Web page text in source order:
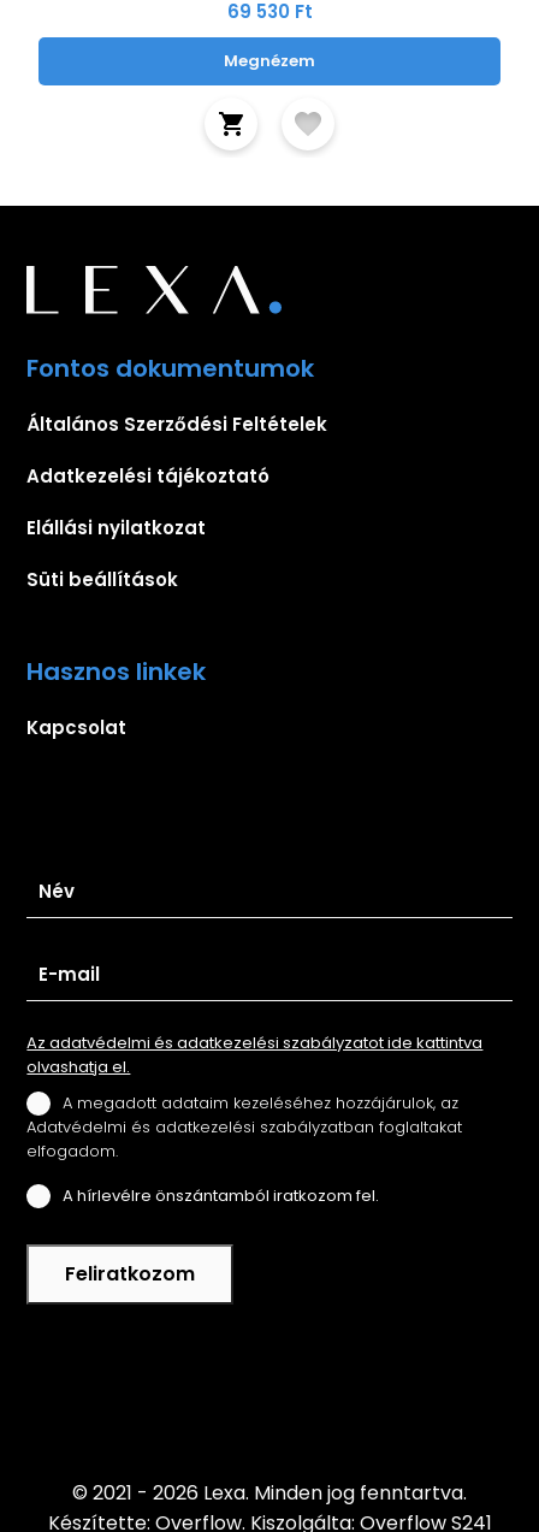
69 530 Ft
Megnézem
Fontos dokumentumok
Általános Szerződési Feltételek
Adatkezelési tájékoztató
Elállási nyilatkozat
Süti beállítások
Hasznos linkek
Kapcsolat
Az adatvédelmi és adatkezelési szabályzatot ide kattintva
olvashatja el.
A megadott adataim kezeléséhez hozzájárulok, az
Adatvédelmi és adatkezelési szabályzatban foglaltakat
elfogadom.
A hírlevélre önszántamból iratkozom fel.
Feliratkozom
© 2021 - 2026 Lexa. Minden jog fenntartva.
Készítette: Overflow. Kiszolgálta: Overflow S241